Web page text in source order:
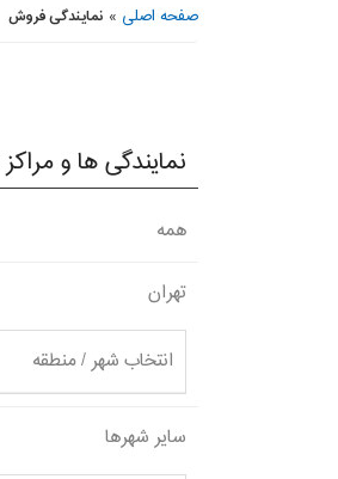
صفحه اصلی » نمایندگی فروش
نمایندگی ها و
همه
تهران
انتخاب شهر / منطقه
سایر شهرها